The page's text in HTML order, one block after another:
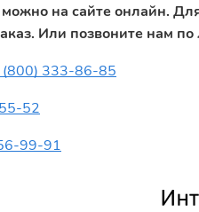
на сайте онлайн.
Или позвоните нам
333-86-85
52
99-91